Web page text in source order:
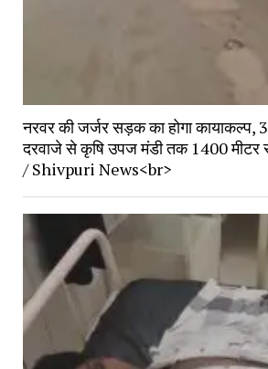
नरवर की जर्जर सड़क का होगा
दरवाजे से कृषि उपज मंडी तक 1400 मीटर
/ Shivpuri News<br>